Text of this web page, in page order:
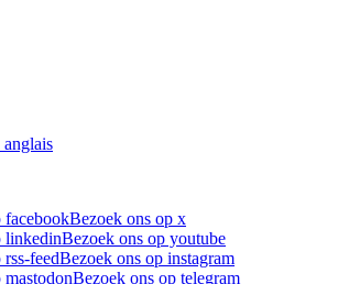
anglais
facebookBezoek ons op x
linkedinBezoek ons op youtube
feedBezoek ons op instagram
Bezoek ons op telegram